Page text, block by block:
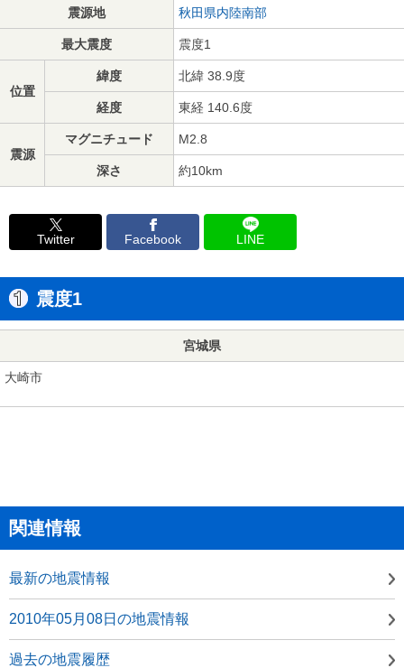
震源地 秋田県内陸南部
最大震度 震度1
位置
緯度 北緯 38.9度
経度 東経 140.6度
震源
マグニチュード M2.8
深さ 約10km
Twitter Facebook LINE
震度1
宮城県
大崎市
関連情報
最新の地震情報
2010年05月08日の地震情報
過去の地震履歴